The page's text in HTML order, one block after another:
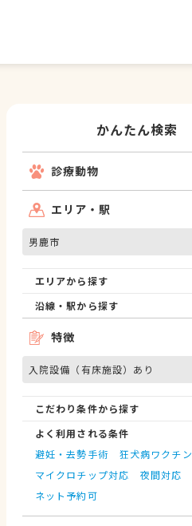
かんたん検索
診療動物
エリア・駅
男鹿市
エリアから探す
沿線・駅から探す
特徴
入院設備（有床施設）あり
こだわり条件から探す
よく利用される条件
避妊・去勢手術
狂犬病ワクチン
マイクロチップ対応
夜間対応
ネット予約可